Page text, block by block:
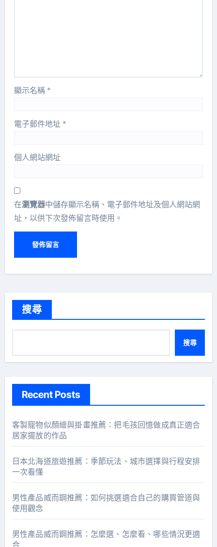
顯示名稱 *
電子郵件地址 *
個人網站網址
在瀏覽器中儲存顯示名稱、電子郵件地址及個人網站網
址，以供下次發佈留言時使用。
搜尋
搜尋
Recent Posts
客製寵物似顏繪與掛畫推薦：把毛孩回憶做成真正適合
居家擺放的作品
日本北海道旅遊推薦：季節玩法、城市選擇與行程安排
一次看懂
男性產品威而鋼推薦：如何挑選適合自己的購買管道與
使用觀念
男性產品威而鋼推薦：怎麼選、怎麼看、哪些情況更適
合